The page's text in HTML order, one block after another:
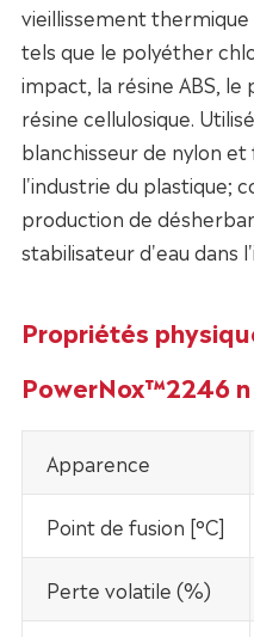
vieillissement
tels que le polyéther
impact, la résine ABS,
résine cellulosique.
blanchisseur de nylon
l'industrie du plastique;
production de
stabilisateur d'eau dans
Propriétés
PowerNox™2246 n
Apparence
Point de fusion [°C]
Perte volatile (%)